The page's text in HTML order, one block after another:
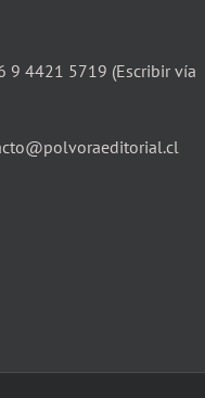
9 4421 5719 (Escribir vía